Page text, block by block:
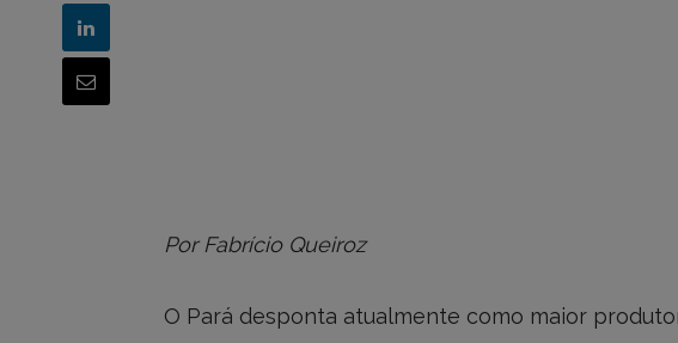
Por Fabrício Queiroz
O Pará desponta atualmente como maior